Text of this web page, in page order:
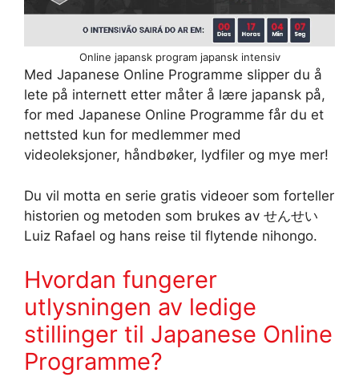
Online japansk program japansk intensiv
Med Japanese Online Programme slipper du å
lete på internett etter måter å lære japansk på,
for med Japanese Online Programme får du et
nettsted kun for medlemmer med
videoleksjoner, håndbøker, lydfiler og mye mer!
Du vil motta en serie gratis videoer som forteller
historien og metoden som brukes av せんせい
Luiz Rafael og hans reise til flytende nihongo.
Hvordan fungerer
utlysningen av ledige
stillinger til Japanese Online
Programme?